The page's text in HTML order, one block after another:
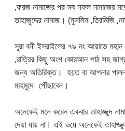
,ফরজ নামাজের পর সব নফল নামাজের
তাহাজুদ্দের নামাজ। (মুসলিম ,তিরমিজি
সূরা বনী ইসরাইলের ৭৯ নং আয়াতে
,রাত্রির কিছু অংশ কোরআন পাঠ সহ
জন্য অতিরিক্ত। হয়ত বা আপনার
মাহমুদে পৌঁছাবেন।
অনেকেই মনে করেন একবার তাহাজ্জুদ
দেয়া যায় না। এই ভয়ে অনেকেই